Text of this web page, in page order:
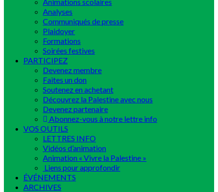
Analyses
Communiqués de presse
Plaidoyer
Formations
Soirées festives
PARTICIPEZ
Devenez membre
Faites un don
Soutenez en achetant
Découvrez la Palestine avec nous
Devenez partenaire
Abonnez-vous à notre lettre info
VOS OUTILS
LETTRES INFO
Vidéos d’animation
Animation « Vivre la Palestine »
Liens pour approfondir
ÉVÉNEMENTS
ARCHIVES